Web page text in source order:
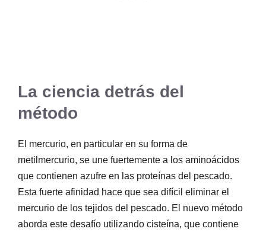
La ciencia detrás del
método
El mercurio, en particular en su forma de
metilmercurio, se une fuertemente a los aminoácidos
que contienen azufre en las proteínas del pescado.
Esta fuerte afinidad hace que sea difícil eliminar el
mercurio de los tejidos del pescado. El nuevo método
aborda este desafío utilizando cisteína, que contiene